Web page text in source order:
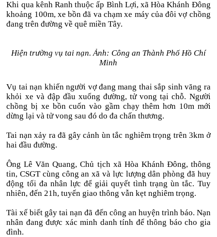
Khi qua kênh Ranh thuộc ấp Bình Lợi, xã Hòa Khánh Đông
khoảng 100m, xe bồn đã va chạm xe máy của đôi vợ chồng
đang trên đường về quê miền Tây.
Hiện trường vụ tai nạn. Ảnh: Công an Thành Phố Hồ Chí
Minh
Vụ tai nạn khiến người vợ đang mang thai sắp sinh văng ra
khỏi xe và đập đầu xuống đường, tử vong tại chỗ. Người
chồng bị xe bồn cuốn vào gầm chạy thêm hơn 10m mới
dừng lại và tử vong sau đó do đa chấn thương.
Tai nạn xảy ra đã gây cảnh ùn tắc nghiêm trọng trên 3km ở
hai đầu đường.
Ông Lê Văn Quang, Chủ tịch xã Hòa Khánh Đông, thông
tin, CSGT cùng công an xã và lực lượng dân phòng đã huy
động tối đa nhân lực để giải quyết tình trạng ùn tắc. Tuy
nhiên, đến 21h, tuyến giao thông vẫn kẹt nghiêm trọng.
Tài xế biết gây tai nạn đã đến công an huyện trình báo. Nạn
nhân đang được xác minh danh tính để thông báo cho gia
đình.